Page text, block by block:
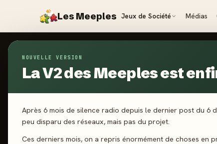
Les Meeples Jeux de Société Médias
NOUVELLE VERSION
La V2 des Meeples est
Après 6 mois de silence radio depuis le dernier post du 6
peu disparu des réseaux, mais pas du projet.
Ces derniers mois, on a repris énormément de choses en
Jeux / Starship Captains